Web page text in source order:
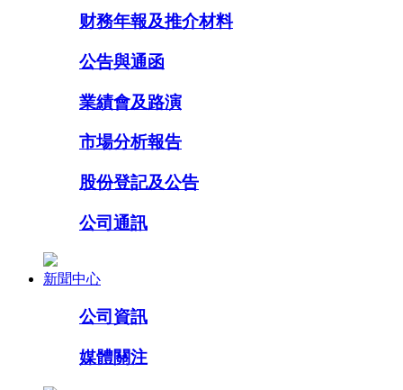
财務年報及推介材料
公告與通函
業績會及路演
市場分析報告
股份登記及公告
公司通訊
新聞中心
公司資訊
媒體關注